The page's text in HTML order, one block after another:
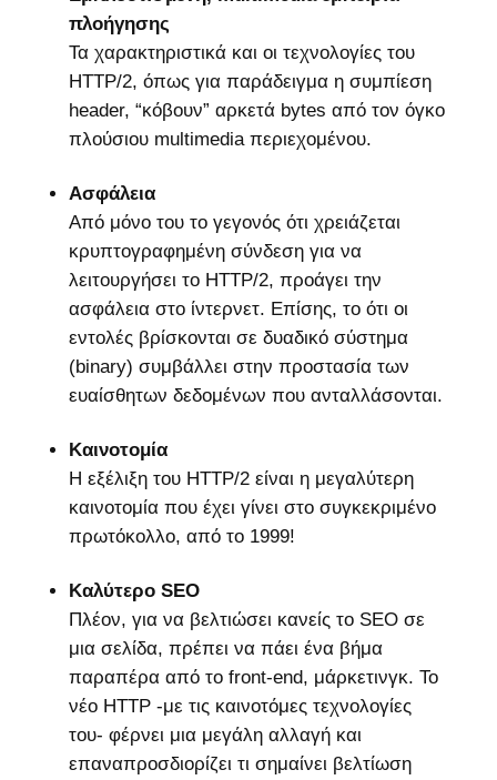
πλοήγησης
Τα χαρακτηριστικά και οι τεχνολογίες του
HTTP/2, όπως για παράδειγμα η συμπίεση
header, “κόβουν” αρκετά bytes από τον όγκο
πλούσιου multimedia περιεχομένου.
Ασφάλεια
Από μόνο του το γεγονός ότι χρειάζεται
κρυπτογραφημένη σύνδεση για να
λειτουργήσει το HTTP/2, προάγει την
ασφάλεια στο ίντερνετ. Επίσης, το ότι οι
εντολές βρίσκονται σε δυαδικό σύστημα
(binary) συμβάλλει στην προστασία των
ευαίσθητων δεδομένων που ανταλλάσονται.
Καινοτομία
H εξέλιξη του HTTP/2 είναι η μεγαλύτερη
καινοτομία που έχει γίνει στο συγκεκριμένο
πρωτόκολλο, από το 1999!
Καλύτερο SEO
Πλέον, για να βελτιώσει κανείς το SEO σε
μια σελίδα, πρέπει να πάει ένα βήμα
παραπέρα από το front-end, μάρκετινγκ. Το
νέο HTTP -με τις καινοτόμες τεχνολογίες
του- φέρνει μια μεγάλη αλλαγή και
επαναπροσδιορίζει τι σημαίνει βελτίωση